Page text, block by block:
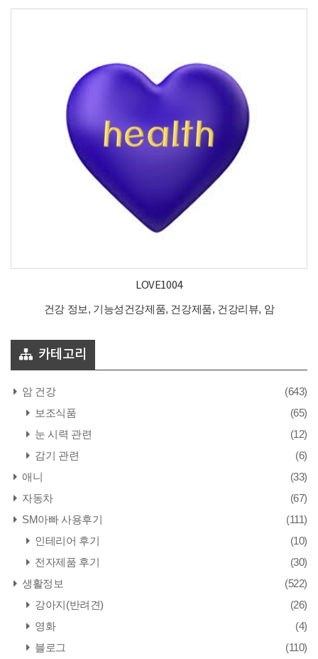
LOVE1004
건강 정보, 기능성건강제품, 건강제품, 건강리뷰, 암
카테고리
암 건강
(643)
보조식품
(65)
눈 시력 관련
(12)
감기 관련
(6)
애니
(33)
자동차
(67)
SM아빠 사용후기
(111)
인테리어 후기
(10)
전자제품 후기
(30)
생활정보
(522)
강아지(반려견)
(26)
영화
(4)
블로그
(110)